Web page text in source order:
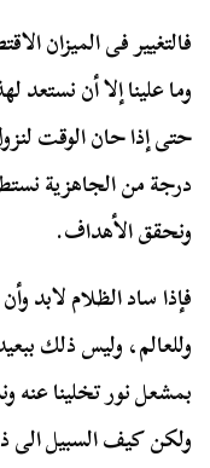
فالتغيير فى الميزان
وما علينا إلا أن نستعد
حتى إذا حان الوقت
درجة من الجاهزية
ونحقق الأهداف.
فإذا ساد الظلام لابد
وللعالم، وليس ذلك
بمشعل نور تخلينا عنه
ولكن كيف السبيل الى